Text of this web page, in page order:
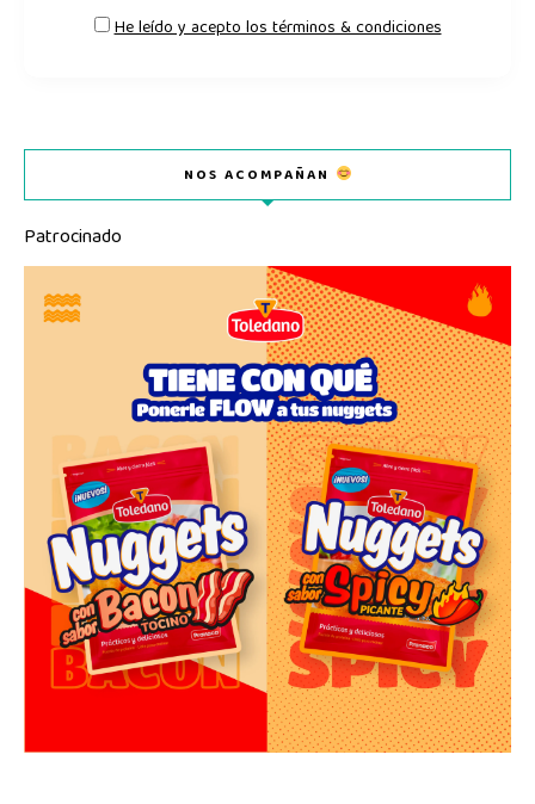
He leído y acepto los términos & condiciones
NOS ACOMPAÑAN
Patrocinado